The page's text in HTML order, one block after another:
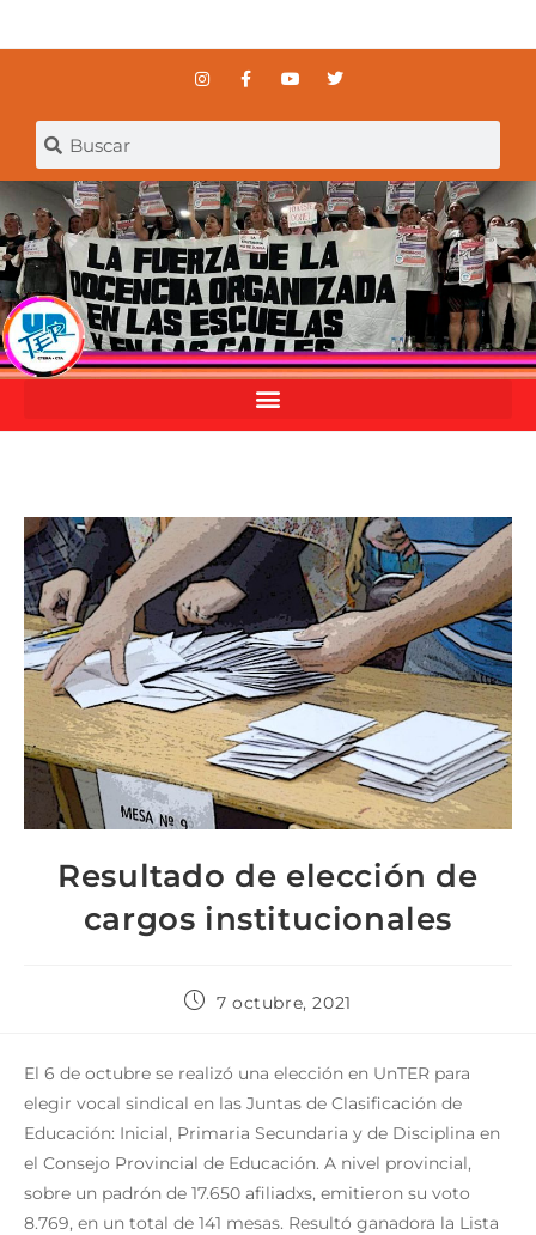
Resultado de elección de
cargos institucionales
7 octubre, 2021
El 6 de octubre se realizó una elección en UnTER para
elegir vocal sindical en las Juntas de Clasificación de
Educación: Inicial, Primaria Secundaria y de Disciplina en
el Consejo Provincial de Educación. A nivel provincial,
sobre un padrón de 17.650 afiliadxs, emitieron su voto
8.769, en un total de 141 mesas. Resultó ganadora la Lista